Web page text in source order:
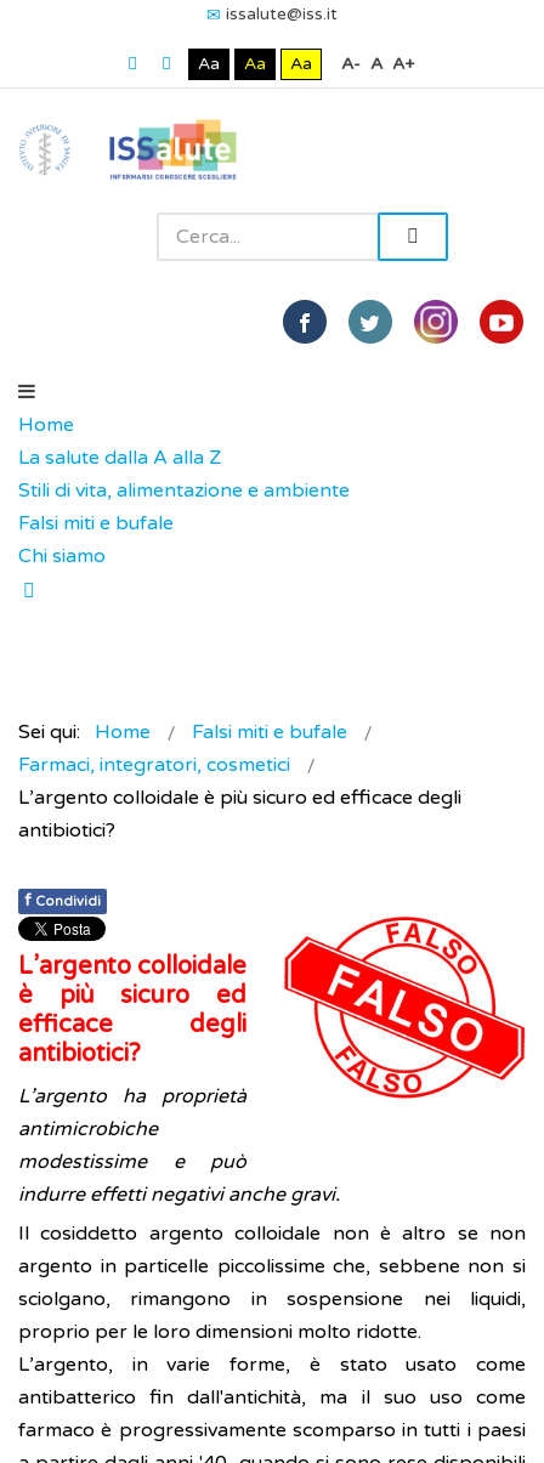
issalute@iss.it
Aa Aa Aa A- A A+
Home
La salute dalla A alla Z
Stili di vita, alimentazione e ambiente
Falsi miti e bufale
Chi siamo
Sei qui: Home
Falsi miti e bufale
Farmaci, integratori, cosmetici
L’argento colloidale è più sicuro ed efficace degli
antibiotici?
f Condividi
L’argento colloidale
è più sicuro ed
efficace degli
antibiotici?
L’argento ha proprietà
antimicrobiche
modestissime e può
indurre effetti negativi anche gravi.
Il cosiddetto argento colloidale non è altro se non
argento in particelle piccolissime che, sebbene non si
sciolgano, rimangono in sospensione nei liquidi,
proprio per le loro dimensioni molto ridotte.
L’argento, in varie forme, è stato usato come
antibatterico fin dall'antichità, ma il suo uso come
farmaco è progressivamente scomparso in tutti i paesi